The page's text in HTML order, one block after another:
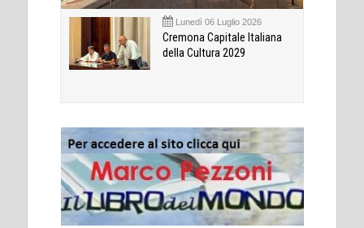
Lunedì 06 Luglio 2026
Cremona Capitale Italiana
della Cultura 2029